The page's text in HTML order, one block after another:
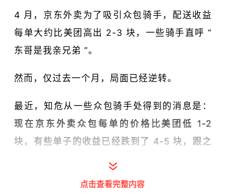
4 月，京东外卖为了吸引众包骑手，配送收益
每单大约比美团高出 2-3 块，一些骑手直呼 “
东哥是我亲兄弟 ”。
然而，仅过去一个月，局面已经逆转。
最近，知危从一些众包骑手处得到的消息是：
现在京东外卖众包每单的价格比美团低 1-2
块，有些单子的收益已经跌到了 4-5 块，跟之
京东外卖似乎在罚款上也比较严格，不
点击查看完整内容